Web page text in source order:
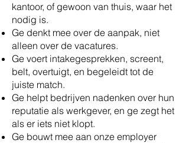
kantoor, of gewoon van thuis, waar het
nodig is.
Ge denkt mee over de aanpak, niet
alleen over de vacatures.
Ge voert intakegesprekken, screent,
belt, overtuigt, en begeleidt tot de
juiste match.
Ge helpt bedrijven nadenken over hun
reputatie als werkgever, en ge zegt het
als er iets niet klopt.
Ge bouwt mee aan onze employer